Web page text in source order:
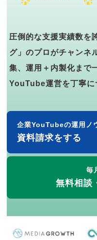
圧倒的な支援実績数を
グ」のプロがチャンネ
集、運用＋内製化まで
YouTube運営を丁寧に
企業YouTubeの運用ノ
資料請求をする
毎
無料相談